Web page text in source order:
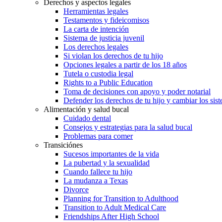
Derechos y aspectos legales
Herramientas legales
Testamentos y fideicomisos
La carta de intención
Sistema de justicia juvenil
Los derechos legales
Si violan los derechos de tu hijo
Opciones legales a partir de los 18 años
Tutela o custodia legal
Rights to a Public Education
Toma de decisiones con apoyo y poder notarial
Defender los derechos de tu hijo y cambiar los
Alimentación y salud bucal
Cuidado dental
Consejos y estrategias para la salud bucal
Problemas para comer
Transiciónes
Sucesos importantes de la vida
La pubertad y la sexualidad
Cuando fallece tu hijo
La mudanza a Texas
Divorce
Planning for Transition to Adulthood
Transition to Adult Medical Care
Friendships After High School